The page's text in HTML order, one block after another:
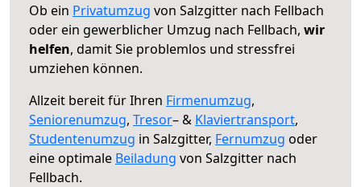
Ob ein Privatumzug von Salzgitter nach Fellbach
oder ein gewerblicher Umzug nach Fellbach, wir
helfen, damit Sie problemlos und stressfrei
umziehen können.
Allzeit bereit für Ihren Firmenumzug,
Seniorenumzug, Tresor– & Klaviertransport,
Studentenumzug in Salzgitter, Fernumzug oder
eine optimale Beiladung von Salzgitter nach
Fellbach.